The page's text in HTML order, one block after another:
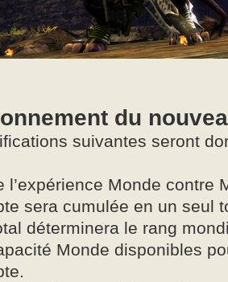
du
suivantes seront
l’expérience Monde contre
sera cumulée en un seul
déterminera le rang
Monde disponibles